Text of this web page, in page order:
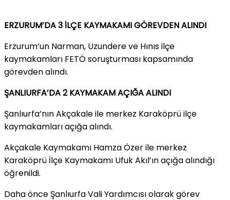
ERZURUM’DA 3 İLÇE KAYMAKAMI GÖREVDEN ALINDI
Erzurum’un Narman, Uzundere ve Hınıs ilçe
kaymakamları FETÖ soruşturması kapsamında
görevden alındı.
ŞANLIURFA’DA 2 KAYMAKAM AÇIĞA ALINDI
Şanlıurfa’nın Akçakale ile merkez Karaköprü ilçe
kaymakamları açığa alındı.
Akçakale Kaymakamı Hamza Özer ile merkez
Karaköprü İlçe Kaymakamı Ufuk Akıl’ın açığa alındığı
öğrenildi.
Daha önce Şanlıurfa Vali Yardımcısı olarak görev